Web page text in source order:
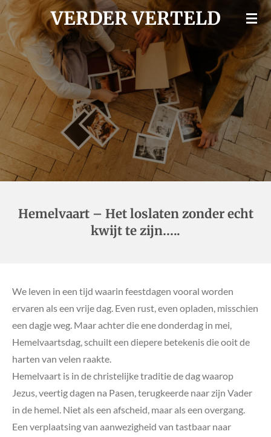
Ga
direct
naar
hoofdinhoud
VERDER VERTELD
Hemelvaart – Het loslaten zonder echt
kwijt te zijn…..
We leven in een tijd waarin feestdagen vooral worden
ervaren als een vrije dag. Even rust, even opladen, misschien
een dagje weg. Maar achter die ene donderdag in mei,
Hemelvaartsdag, schuilt een diepere betekenis die ooit de
harten van velen raakte.
Hemelvaart is in de christelijke traditie de dag waarop
Jezus, veertig dagen na Pasen, terugkeerde naar zijn Vader
in de hemel. Niet als een afscheid, maar als een overgang.
Een verplaatsing van aanwezigheid van tastbaar naar